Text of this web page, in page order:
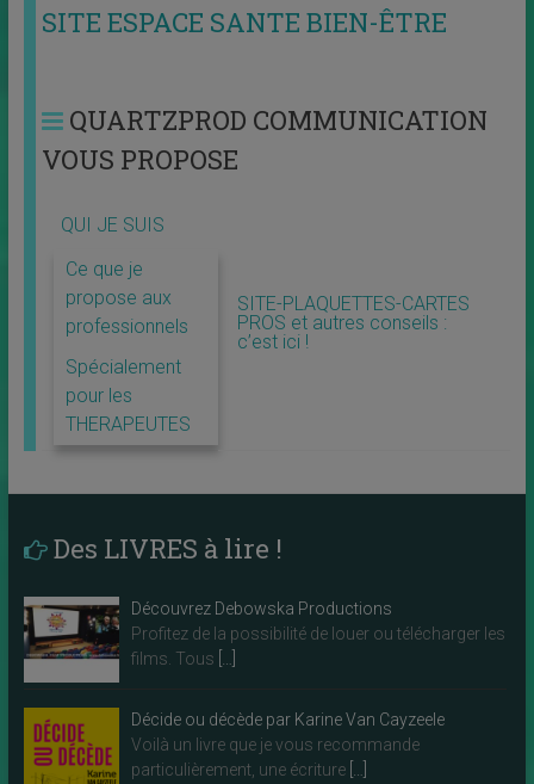
SITE ESPACE SANTE BIEN-ÊTRE
QUARTZPROD COMMUNICATION
VOUS PROPOSE
QUI JE SUIS
Ce que je
propose aux
professionnels
Spécialement
pour les
THERAPEUTES
SITE-PLAQUETTES-CARTES
PROS et autres conseils :
c’est ici !
Des LIVRES à lire !
Découvrez Debowska Productions
Profitez de la possibilité de louer ou télécharger les
films. Tous
Décide ou décède par Karine Van Cayzeele
Voilà un livre que je vous recommande
particulièrement, une écriture